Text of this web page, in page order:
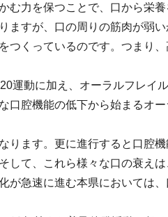
力を保つことで、口から栄養
ますが、口の周りの筋肉が弱
つくっているのです。つまり
運動に加え、オーラルフレイ
口腔機能の低下から始まるオ
ります。更に進行すると口腔
して、これら様々な口の衰え
が急速に進む本県においては